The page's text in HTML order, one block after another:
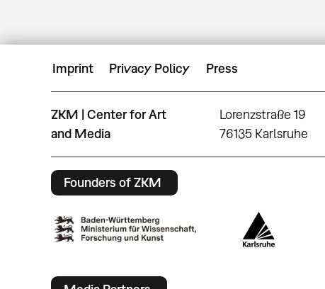
Imprint Privacy Policy Press
ZKM | Center for Art
and Media
Lorenzstraße 19
76135 Karlsruhe
Founders of ZKM